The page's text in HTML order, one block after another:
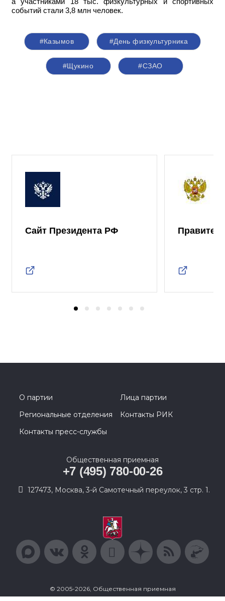
а участниками 18 тыс. физкультурных и спортивных
событий стали 3,8 млн человек.
#Казымов #День физкультурника
#Щукино #СЗАО
Сайт Президента РФ
О партии
Лица партии
Региональные отделения
Контакты РИК
Контакты пресс-службы
Общественная приемная
+7 (495) 780-00-26
127473, Москва, 3-й Самотечный переулок, 3 стр. 1.
© 2005-2026, Общественная приемная